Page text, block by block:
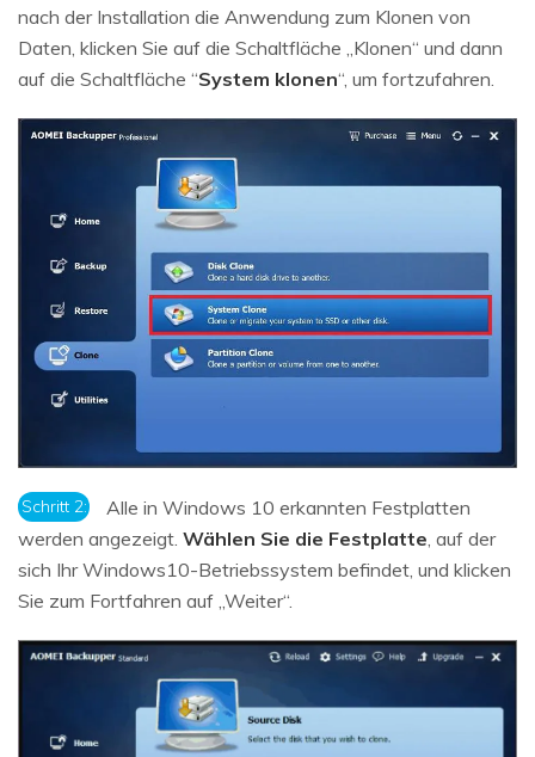
nach der Installation die Anwendung zum Klonen von
Daten, klicken Sie auf die Schaltfläche „Klonen“ und dann
auf die Schaltfläche “System klonen“, um fortzufahren.
Schritt 2:
Alle in Windows 10 erkannten Festplatten
werden angezeigt. Wählen Sie die Festplatte, auf der
sich Ihr Windows10-Betriebssystem befindet, und klicken
Sie zum Fortfahren auf „Weiter“.